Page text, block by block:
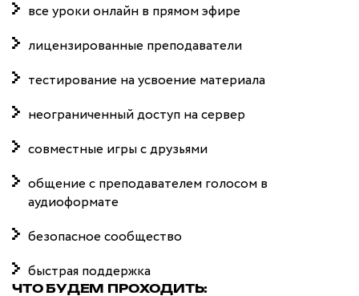
все уроки онлайн в прямом эфире
лицензированные преподаватели
тестирование на усвоение материала
неограниченный доступ на сервер
совместные игры с друзьями
общение с преподавателем голосом в
аудиоформате
безопасное сообщество
быстрая поддержка
ЧТО БУДЕМ ПРОХОДИТЬ: